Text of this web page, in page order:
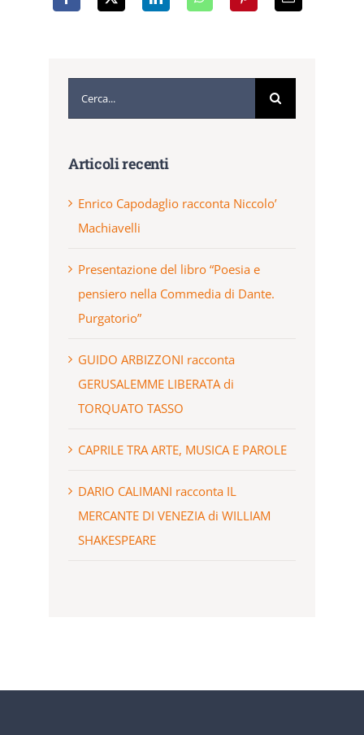
Articoli recenti
Enrico Capodaglio racconta Niccolo’
Machiavelli
Presentazione del libro “Poesia e
pensiero nella Commedia di Dante.
Purgatorio”
GUIDO ARBIZZONI racconta
GERUSALEMME LIBERATA di
TORQUATO TASSO
CAPRILE TRA ARTE, MUSICA E PAROLE
DARIO CALIMANI racconta IL
MERCANTE DI VENEZIA di WILLIAM
SHAKESPEARE